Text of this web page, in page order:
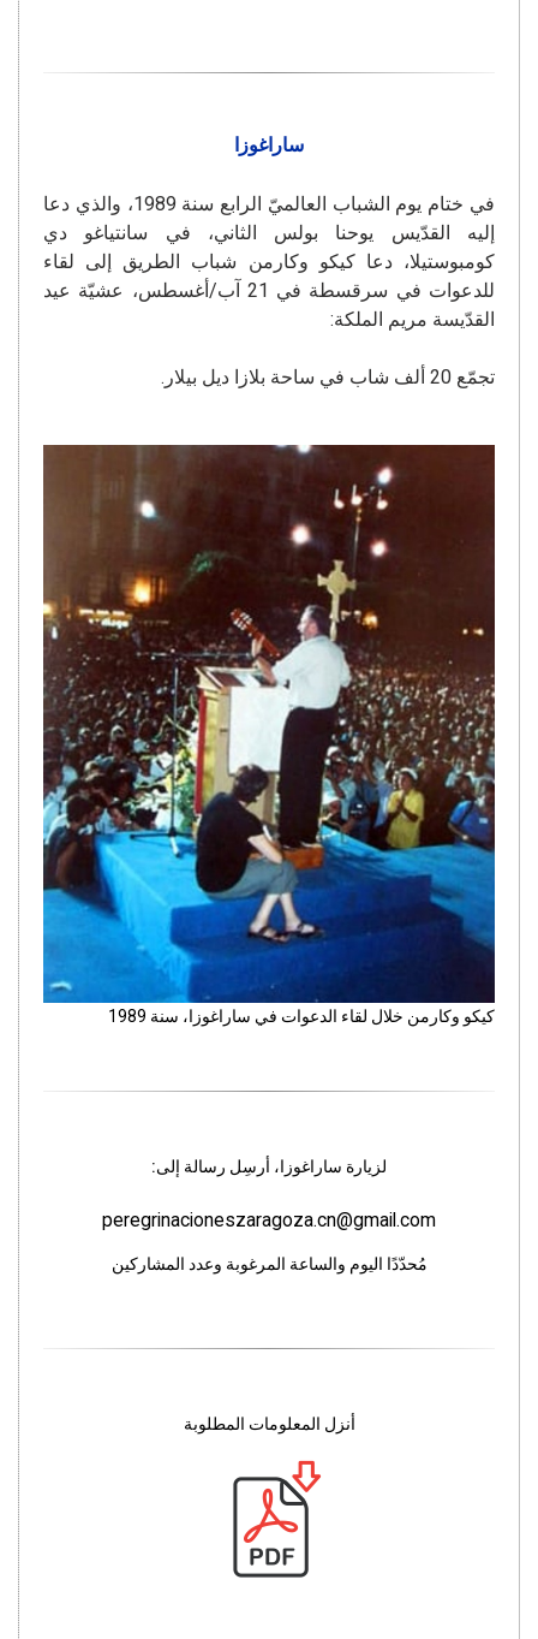
ساراغوزا
في ختام يوم الشباب العالميّ الرابع سنة 1989، والذي دعا
إليه القدّيس يوحنا بولس الثاني، في سانتياغو دي
كومبوستيلا، دعا كيكو وكارمن شباب الطريق إلى لقاء
للدعوات في سرقسطة في 21 آب/أغسطس، عشيّة عيد
القدّيسة مريم الملكة:
تجمّع 20 ألف شاب في ساحة بلازا ديل بيلار.
كيكو وكارمن خلال لقاء الدعوات في ساراغوزا، سنة 1989
لزيارة ساراغوزا، أرسِل رسالة إلى:
peregrinacioneszaragoza.cn@gmail.com
مُحدّدًا اليوم والساعة المرغوبة وعدد المشاركين
أنزل المعلومات المطلوبة